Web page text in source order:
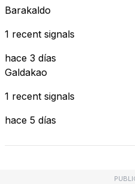
Barakaldo
1 recent signals
hace 3 días
Galdakao
1 recent signals
hace 5 días